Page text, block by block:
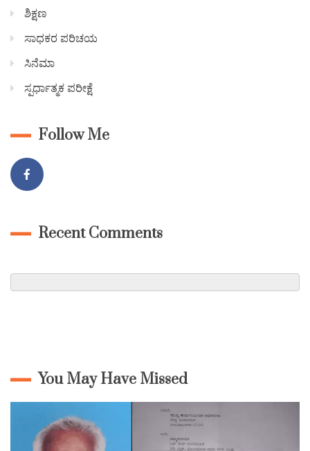
ಶಿಕ್ಷಣ
ಸಾಧಕರ ಪರಿಚಯ
ಸಿನೆಮಾ
ಸ್ಪರ್ಧಾತ್ಮಕ ಪರೀಕ್ಷೆ
Follow Me
Recent Comments
You May Have Missed